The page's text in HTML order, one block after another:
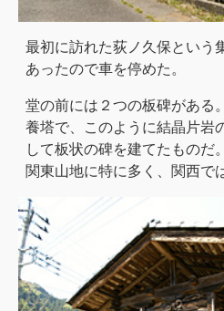
最初に訪れた荻ノ久保という
あったので車を停めた。
堂の前には２つの板碑がある
養塔で、このように結晶片岩
して板状の碑を建てたものだ
関東山地に特に多く、関西で